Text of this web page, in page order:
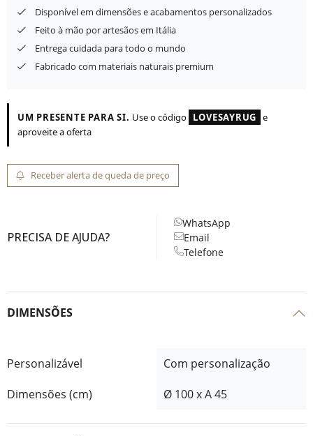
Disponível em dimensões e acabamentos personalizados
Feito à mão por artesãos em Itália
Entrega cuidada para todo o mundo
Fabricado com materiais naturais premium
UM PRESENTE PARA SI. Use o código LOVESAYRUG e
aproveite a oferta
Receber alerta de queda de preço
PRECISA DE AJUDA?
WhatsApp
Email
Telefone
DIMENSÕES
Personalizável
Com personalização
Dimensões (cm)
Ø 100 x A 45